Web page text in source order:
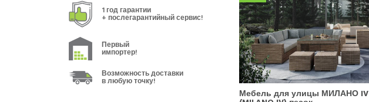
1 год гарантии
+ послегарантийный сервис!
Первый
импортер!
Возможность доставки
в любую точку!
Мебель для улицы МИЛАНО IV